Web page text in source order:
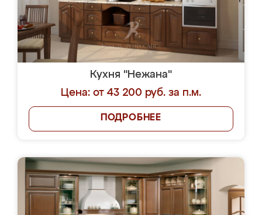
Кухня "Нежана"
Цена: от 43 200 руб. за п.м.
ПОДРОБНЕЕ